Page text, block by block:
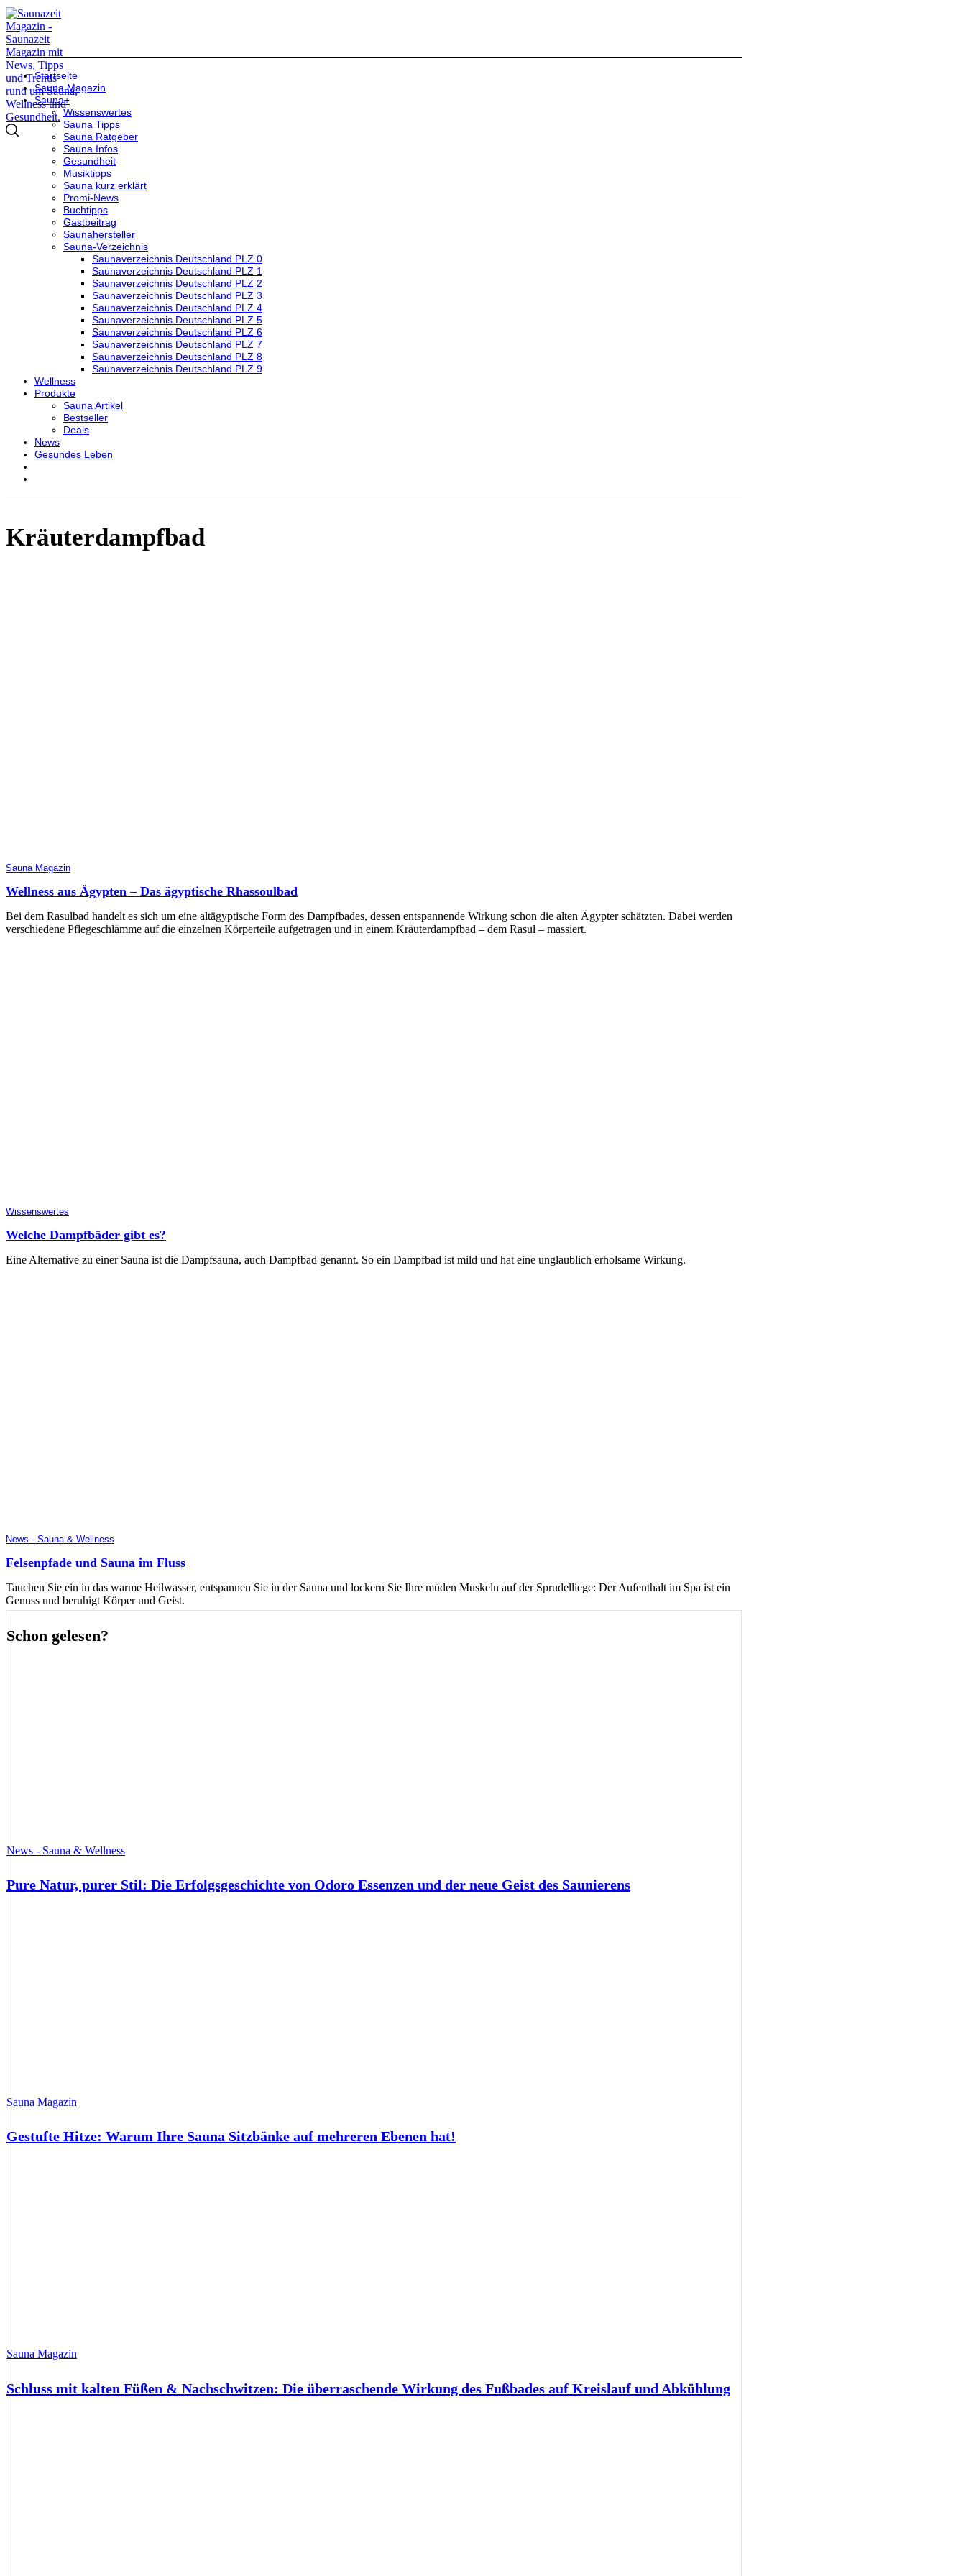
Startseite
Sauna Magazin
Sauna+
Wissenswertes
Sauna Tipps
Sauna Ratgeber
Sauna Infos
Gesundheit
Musiktipps
Sauna kurz erklärt
Promi-News
Buchtipps
Gastbeitrag
Saunahersteller
Sauna-Verzeichnis
Saunaverzeichnis Deutschland PLZ 0
Saunaverzeichnis Deutschland PLZ 1
Saunaverzeichnis Deutschland PLZ 2
Saunaverzeichnis Deutschland PLZ 3
Saunaverzeichnis Deutschland PLZ 4
Saunaverzeichnis Deutschland PLZ 5
Saunaverzeichnis Deutschland PLZ 6
Saunaverzeichnis Deutschland PLZ 7
Saunaverzeichnis Deutschland PLZ 8
Saunaverzeichnis Deutschland PLZ 9
Wellness
Produkte
Sauna Artikel
Bestseller
Deals
News
Gesundes Leben
Kräuterdampfbad
Sauna Magazin
Wellness aus Ägypten – Das ägyptische Rhassoulbad
Bei dem Rasulbad handelt es sich um eine altägyptische Form des Dampfbades, dessen entspannende Wirkung schon die alten Ägypter schätzten. Dabei werden
verschiedene Pflegeschlämme auf die einzelnen Körperteile aufgetragen und in einem Kräuterdampfbad – dem Rasul – massiert.
Wissenswertes
Welche Dampfbäder gibt es?
Eine Alternative zu einer Sauna ist die Dampfsauna, auch Dampfbad genannt. So ein Dampfbad ist mild und hat eine unglaublich erholsame Wirkung.
News - Sauna & Wellness
Felsenpfade und Sauna im Fluss
Tauchen Sie ein in das warme Heilwasser, entspannen Sie in der Sauna und lockern Sie Ihre müden Muskeln auf der Sprudelliege: Der Aufenthalt im Spa ist ein
Genuss und beruhigt Körper und Geist.
Schon gelesen?
News - Sauna & Wellness
Pure Natur, purer Stil: Die Erfolgsgeschichte von Odoro Essenzen und der neue Geist des Saunierens
Sauna Magazin
Gestufte Hitze: Warum Ihre Sauna Sitzbänke auf mehreren Ebenen hat!
Sauna Magazin
Schluss mit kalten Füßen & Nachschwitzen: Die überraschende Wirkung des Fußbades auf Kreislauf und Abkühlung